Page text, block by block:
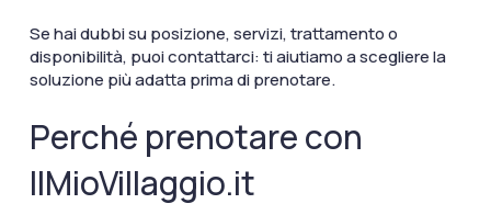
Se hai dubbi su posizione, servizi, trattamento o
disponibilità, puoi contattarci: ti aiutiamo a scegliere la
soluzione più adatta prima di prenotare.
Perché prenotare con
IlMioVillaggio.it